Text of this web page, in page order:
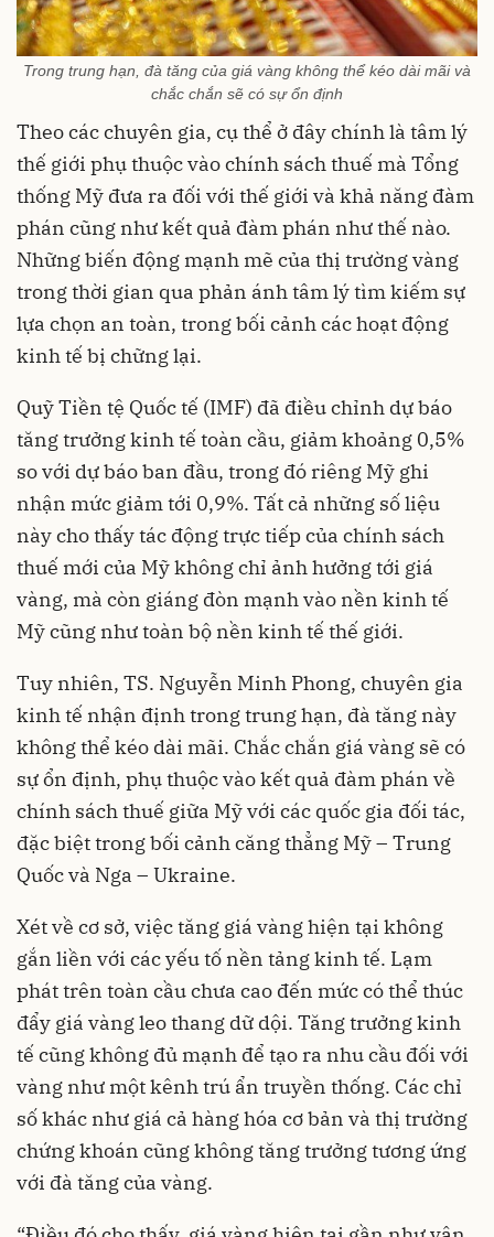
Trong trung hạn, đà tăng của giá vàng không thể kéo dài mãi và
chắc chắn sẽ có sự ổn định
Theo các chuyên gia, cụ thể ở đây chính là tâm lý
thế giới phụ thuộc vào chính sách thuế mà Tổng
thống Mỹ đưa ra đối với thế giới và khả năng đàm
phán cũng như kết quả đàm phán như thế nào.
Những biến động mạnh mẽ của thị trường vàng
trong thời gian qua phản ánh tâm lý tìm kiếm sự
lựa chọn an toàn, trong bối cảnh các hoạt động
kinh tế bị chững lại.
Quỹ Tiền tệ Quốc tế (IMF) đã điều chỉnh dự báo
tăng trưởng kinh tế toàn cầu, giảm khoảng 0,5%
so với dự báo ban đầu, trong đó riêng Mỹ ghi
nhận mức giảm tới 0,9%. Tất cả những số liệu
này cho thấy tác động trực tiếp của chính sách
thuế mới của Mỹ không chỉ ảnh hưởng tới giá
vàng, mà còn giáng đòn mạnh vào nền kinh tế
Mỹ cũng như toàn bộ nền kinh tế thế giới.
Tuy nhiên, TS. Nguyễn Minh Phong, chuyên gia
kinh tế nhận định trong trung hạn, đà tăng này
không thể kéo dài mãi. Chắc chắn giá vàng sẽ có
sự ổn định, phụ thuộc vào kết quả đàm phán về
chính sách thuế giữa Mỹ với các quốc gia đối tác,
đặc biệt trong bối cảnh căng thẳng Mỹ – Trung
Quốc và Nga – Ukraine.
Xét về cơ sở, việc tăng giá vàng hiện tại không
gắn liền với các yếu tố nền tảng kinh tế. Lạm
phát trên toàn cầu chưa cao đến mức có thể thúc
đẩy giá vàng leo thang dữ dội. Tăng trưởng kinh
tế cũng không đủ mạnh để tạo ra nhu cầu đối với
vàng như một kênh trú ẩn truyền thống. Các chỉ
số khác như giá cả hàng hóa cơ bản và thị trường
chứng khoán cũng không tăng trưởng tương ứng
với đà tăng của vàng.